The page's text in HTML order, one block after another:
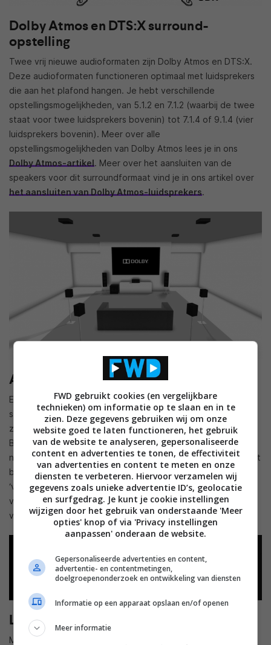
Dolby Atmos en DTS:X surround-
opstelling
Twee vrij nieuwe audioformaten zijn Dolby Atmos en DTS:X.
Deze audioformaten functioneren optimaal met luidsprekers
die aan het plafond hangen. Je hebt verschillende
opstellingsmogelijkheden, van 5.1.2 en 7.1.2 (waarbij de twee
staat voor twee luidsprekers bovenin) tot 7.1.4 of 9.1.4 (vier
luidsprekers bovenin). Meer over alle
opstellingsmogelijkheden van Dolby Atmos lees je in ons
Dolby Atmos-artikel. Meer over het aansluiten van de
speakers voor dit surroundformaat vind je in ons artikel over
het aansluiten van Dolby Atmos-luidsprekers.
Auro 3D surround-opstelling
En dan is er nog het wat onbekendere Auro 3D. Dit
surroundformaat gebruikt als basis de 5.1-kanaals opstelling
zoals hierboven omschreven maar ziet dit als onderste laag.
Boven deze laag wordt eenzelfde 5-kanaals laag geplaatst,
net boven de onderste laag luidsprekers. Daarbij wordt exact
boven de luisterpositie een kanaal geplaatst, ook wel de
‘voice of god’ genoemd. Eigenlijk is dit de optimale opstelling
voor Auro 3D maar er zijn alternatieven zoals op de website
van Auro omschreven.
Luidsprekers ophangen
Mocht je luidsprekers in de 5.1- of 7.1-kanaals opstellingen
FWD gebruikt cookies (en vergelijkbare
technieken) om informatie op te slaan en in te
zien. Deze gegevens gebruiken wij om onze
website goed te laten functioneren, het gebruik
van de website te analyseren, gepersonaliseerde
content en advertenties te tonen, de effectiviteit
van advertenties en content te meten en onze
diensten te verbeteren. Hiervoor verzamelen wij
gegevens zoals unieke advertentie ID’s, geolocatie
en surfgedrag. Je kunt je cookie instellingen
wijzigen door het gebruik van onderstaande 'Meer
opties' knop of via 'Privacy instellingen
aanpassen' onderaan de website.
Gepersonaliseerde advertenties en content,
advertentie- en contentmetingen,
doelgroepenonderzoek en ontwikkeling van diensten
Informatie op een apparaat opslaan en/of openen
Meer informatie